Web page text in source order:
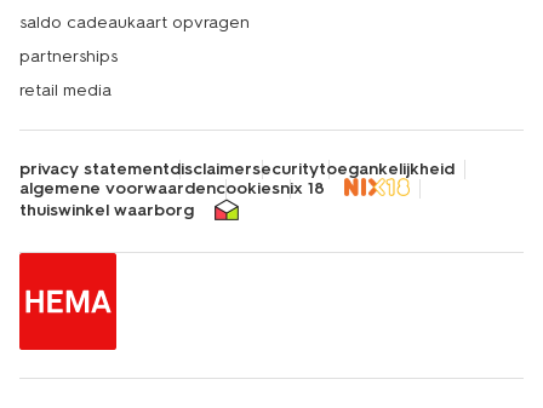
saldo cadeaukaart opvragen
partnerships
retail media
privacy statementdisclaimersecuritytoegankelijkheid
algemene voorwaardencookiesnix 18
thuiswinkel waarborg